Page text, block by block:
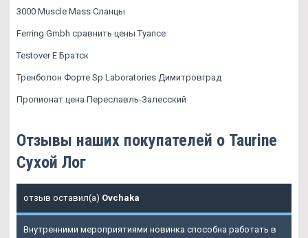
3000 Muscle Mass Сланцы
Ferring Gmbh сравнить цены Туапсе
Testover E Братск
Тренболон Форте Sp Laboratories Димитровград
Пропионат цена Переславль-Залесский
Отзывы наших покупателей о Taurine
Сухой Лог
отзыв оставил(а) Ovchaka
Внутренними мероприятиями новинка способна работать в